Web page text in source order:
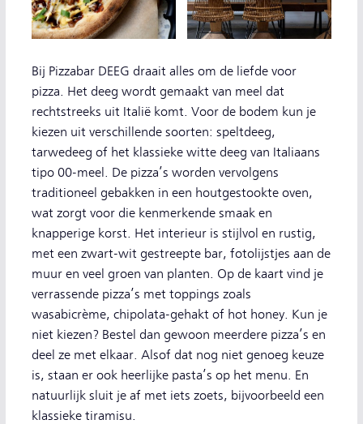
Bij Pizzabar DEEG draait alles om de liefde voor
pizza. Het deeg wordt gemaakt van meel dat
rechtstreeks uit Italië komt. Voor de bodem kun je
kiezen uit verschillende soorten: speltdeeg,
tarwedeeg of het klassieke witte deeg van Italiaans
tipo 00-meel. De pizza’s worden vervolgens
traditioneel gebakken in een houtgestookte oven,
wat zorgt voor die kenmerkende smaak en
knapperige korst. Het interieur is stijlvol en rustig,
met een zwart-wit gestreepte bar, fotolijstjes aan de
muur en veel groen van planten. Op de kaart vind je
verrassende pizza’s met toppings zoals
wasabicrème, chipolata-gehakt of hot honey. Kun je
niet kiezen? Bestel dan gewoon meerdere pizza’s en
deel ze met elkaar. Alsof dat nog niet genoeg keuze
is, staan er ook heerlijke pasta’s op het menu. En
natuurlijk sluit je af met iets zoets, bijvoorbeeld een
klassieke tiramisu.